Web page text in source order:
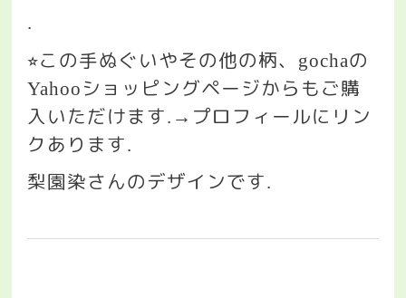
.
⭐︎この手ぬぐいやその他の柄、 gochaの
Yahoo ショッピングページからもご購
入いただけます.→ プロフィールにリン
クあります.
梨園染さんのデザインです.